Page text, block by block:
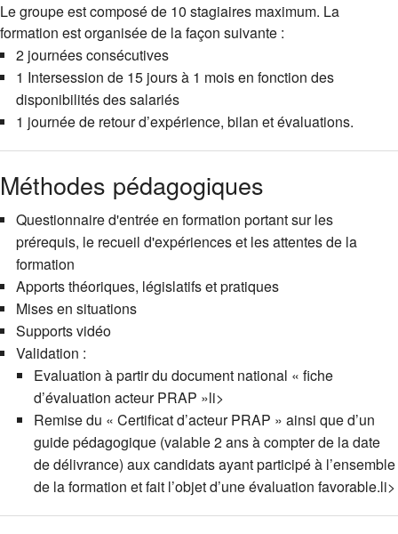
Le groupe est composé de 10 stagiaires maximum. La
formation est organisée de la façon suivante :
2 journées consécutives
1 Intersession de 15 jours à 1 mois en fonction des
disponibilités des salariés
1 journée de retour d’expérience, bilan et évaluations.
Méthodes pédagogiques
Questionnaire d'entrée en formation portant sur les
prérequis, le recueil d'expériences et les attentes de la
formation
Apports théoriques, législatifs et pratiques
Mises en situations
Supports vidéo
Validation :
Evaluation à partir du document national « fiche
d’évaluation acteur PRAP »li>
Remise du « Certificat d’acteur PRAP » ainsi que d’un
guide pédagogique (valable 2 ans à compter de la date
de délivrance) aux candidats ayant participé à l’ensemble
de la formation et fait l’objet d’une évaluation favorable.li>